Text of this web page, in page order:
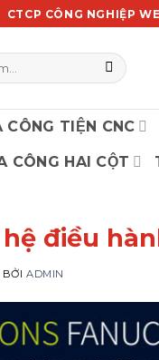
CTCP CÔNG NGHIỆP
CÔNG TIỆN CNC
CÔNG HAI CỘT
điều
BỞIADMIN